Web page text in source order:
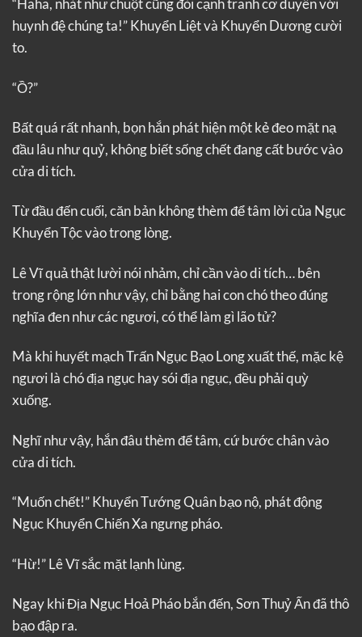
“Haha, nhát như chuột cũng đòi cạnh tranh cơ duyên với
huynh đệ chúng ta!” Khuyển Liệt và Khuyển Dương cười
to.
“Ồ?”
Bất quá rất nhanh, bọn hắn phát hiện một kẻ đeo mặt nạ
đầu lâu như quỷ, không biết sống chết đang cất bước vào
cửa di tích.
Từ đầu đến cuối, căn bản không thèm để tâm lời của Ngục
Khuyển Tộc vào trong lòng.
Lê Vĩ quả thật lười nói nhảm, chỉ cần vào di tích… bên
trong rộng lớn như vậy, chỉ bằng hai con chó theo đúng
nghĩa đen như các ngươi, có thể làm gì lão tử?
Mà khi huyết mạch Trấn Ngục Bạo Long xuất thế, mặc kệ
ngươi là chó địa ngục hay sói địa ngục, đều phải quỳ
xuống.
Nghĩ như vậy, hắn đâu thèm để tâm, cứ bước chân vào
cửa di tích.
“Muốn chết!” Khuyển Tướng Quân bạo nộ, phát động
Ngục Khuyển Chiến Xa ngưng pháo.
“Hừ!” Lê Vĩ sắc mặt lạnh lùng.
Ngay khi Địa Ngục Hoả Pháo bắn đến, Sơn Thuỷ Ấn đã thô
bạo đập ra.